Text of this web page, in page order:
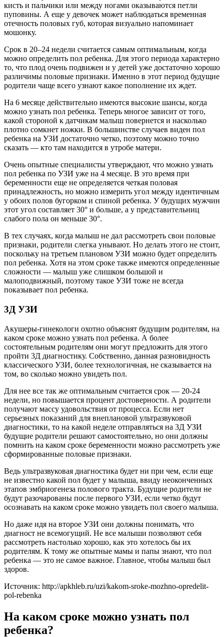
кисть и пальчики или между ногами оказываются петли
пуповины. А еще у девочек может наблюдаться временная
отечность половых губ, которая визуально напоминает
мошонку.
Срок в 20–24 недели считается самым оптимальным, когда
можно определить пол ребенка. Для этого периода характерно
то, что плод очень подвижен и у детей уже достаточно хорошо
различимы половые признаки. Именно в этот период будущие
родители чаще всего узнают какое пополнение их ждет.
На 6 месяце действительно имеются высокие шансы, когда
можно узнать пол ребенка. Теперь многое зависит от того,
какой стороной к датчикам малыш повернется и насколько
плотно сомкнет ножки. В большинстве случаев виден пол
ребенка на УЗИ достаточно четко, поэтому можно точно
сказать — кто там находится в утробе матери.
Очень опытные специалисты утверждают, что можно узнать
пол ребенка по УЗИ уже на 4 месяце. В это время при
беременности еще не определяется четкая половая
принадлежность, но можно измерить угол между идентичным
у обоих полов бугорком и спиной ребенка. У будущих мужчин
этот угол составляет 30° и больше, а у представительниц
слабого пола он меньше 30°.
В тех случаях, когда малыш не дал рассмотреть свои половые
признаки, родители слегка унывают. Но делать этого не стоит,
поскольку на третьем плановом УЗИ можно будет определить
пол ребенка. Хотя на этом сроке также имеются определенные
сложности — малыш уже слишком большой и
малоподвижный, поэтому такое УЗИ тоже не всегда
показывает пол ребенка.
3Д УЗИ
Акушеры-гинекологи охотно объяснят будущим родителям, на
каком сроке можно узнать пол ребенка. А более
состоятельным родителям они могут предложить для этого
пройти 3Д диагностику. Собственно, данная разновидность
классического УЗИ, более технологичная, не сказывается на
том, во сколько можно увидеть пол.
Для нее все так же оптимальным считается срок — 20-24
недели, но повышается процент достоверности. А родители
получают массу удовольствия от процесса. Если нет
серьезных показаний для внеплановой ультразвуковой
диагностики, то на какой неделе отправляться на 3Д УЗИ
будущие родители решают самостоятельно, но они должны
помнить на каком сроке беременности можно рассмотреть уже
сформированные половые признаки.
Ведь ультразвуковая диагностика будет ни при чем, если еще
не известно какой пол будет у малыша, ввиду неоконченных
этапов эмбриогенеза полового тракта. Будущие родители не
будут разочарованы после первого УЗИ, если четко будут
осознавать на каком сроке можно увидеть пол своего малыша.
Но даже идя на второе УЗИ они должны понимать, что
диагност не всемогущий. Не все малыши позволяют себя
рассмотреть настолько хорошо, как это хотелось бы их
родителям. К тому же опытные мамы и папы знают, что пол
ребенка — это не самое важное. Главное, чтобы малыш был
здоров.
Источник: http://apkhleb.ru/uzi/kakom-sroke-mozhno-opredelit-
pol-rebenka
На каком сроке можно узнать пол
ребенка?